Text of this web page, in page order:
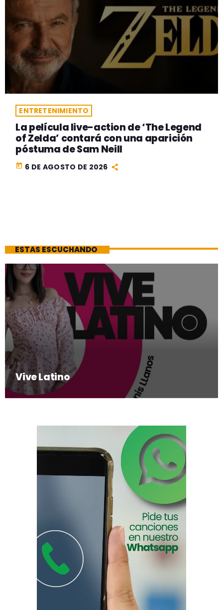
ENTRETENIMIENTO
La película live-action de ‘The Legend
of Zelda’ contará con una aparición
póstuma de Sam Neill
today 6 DE AGOSTO DE 2026
ESTAS ESCUCHANDO
Vive Latino